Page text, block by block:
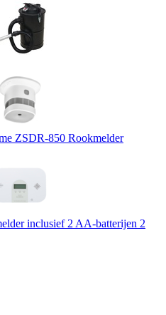
ZSDR-850 Rookmelder
inclusief 2 AA-batterijen 2